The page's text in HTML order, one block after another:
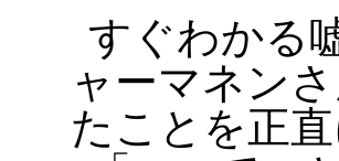
すぐわかる
ャーマネン
たことを正